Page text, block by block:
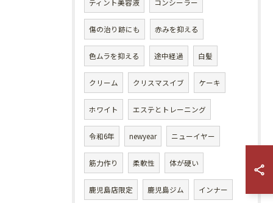
ティント美容液 コンシーラー
傷の治り跡にも 赤みを抑える
色ムラを抑える 途中経過 白髪
クリーム クリスマスイブ ケーキ
ホワイト エステとトレーニング
令和6年 newyear ニューイヤー
筋力作り 柔軟性 体が硬い
鹿児島店限定 鹿児島ジム インナー